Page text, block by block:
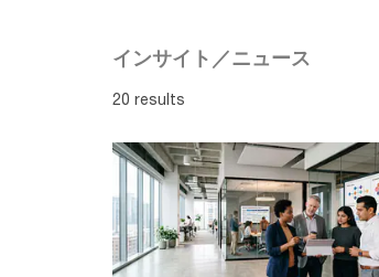
インサイト／ニュース
20 results